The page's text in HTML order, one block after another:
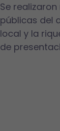
Se
públicas del
local y la
de